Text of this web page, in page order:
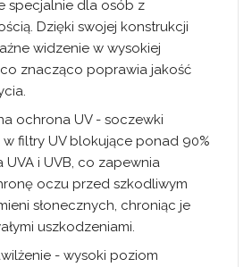
specjalnie dla osób z
Dzięki swojej konstrukcji
widzenie w wysokiej
znacząco poprawia jakość
ochrona UV- soczewki
filtry UV blokujące ponad 90%
i UVB, co zapewnia
oczu przed szkodliwym
słonecznych, chroniąc je
uszkodzeniami.
- wysoki poziom